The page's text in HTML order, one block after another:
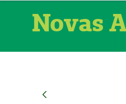
Novas